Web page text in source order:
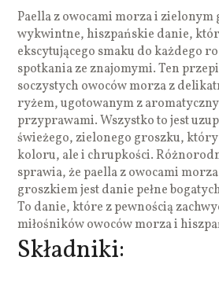
Paella z owocami morza i zielonym
wykwintne, hiszpańskie danie,
ekscytującego smaku do każdego
spotkania ze znajomymi. Ten
soczystych owoców morza z
ryżem, ugotowanym z
przyprawami. Wszystko to jest
świeżego, zielonego groszku,
koloru, ale i chrupkości.
sprawia, że paella z owocami
groszkiem jest danie pełne
To danie, które z pewnością
miłośników owoców morza i
Składniki: